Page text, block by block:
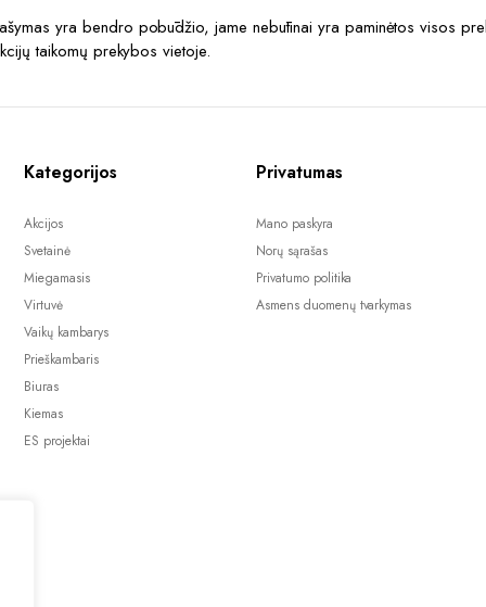
yra bendro pobūdžio, jame nebūtinai yra paminėtos visos
taikomų prekybos vietoje.
Kategorijos
Akcijos
Svetainė
Miegamasis
Virtuvė
Vaikų kambarys
Prieškambaris
Biuras
Kiemas
ES projektai
Privatumas
Mano paskyra
Norų sąrašas
Privatumo politika
Asmens duomenų tvarkymas